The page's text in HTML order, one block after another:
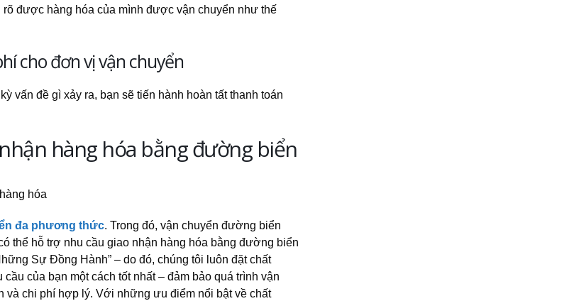
được hàng hóa của mình được vận chuyển như thế
cho đơn vị vận chuyển
vấn đề gì xảy ra, bạn sẽ tiến hành hoàn tất thanh toán
hàng hóa bằng đường biển
đa phương thức. Trong đó, vận chuyển đường biển
thể hỗ trợ nhu cầu giao nhận hàng hóa bằng đường biển
Sự Đồng Hành” – do đó, chúng tôi luôn đặt chất
của bạn một cách tốt nhất – đảm bảo quá trình vận
và chi phí hợp lý. Với những ưu điểm nổi bật về chất